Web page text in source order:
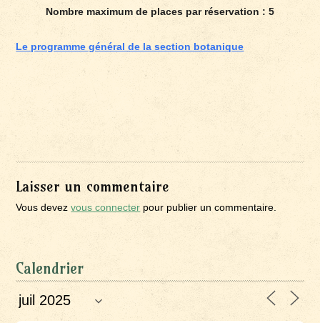
Nombre maximum de places par réservation : 5
Le programme général de la section botanique
Laisser un commentaire
Vous devezvous connecter pour publier un commentaire.
Calendrier